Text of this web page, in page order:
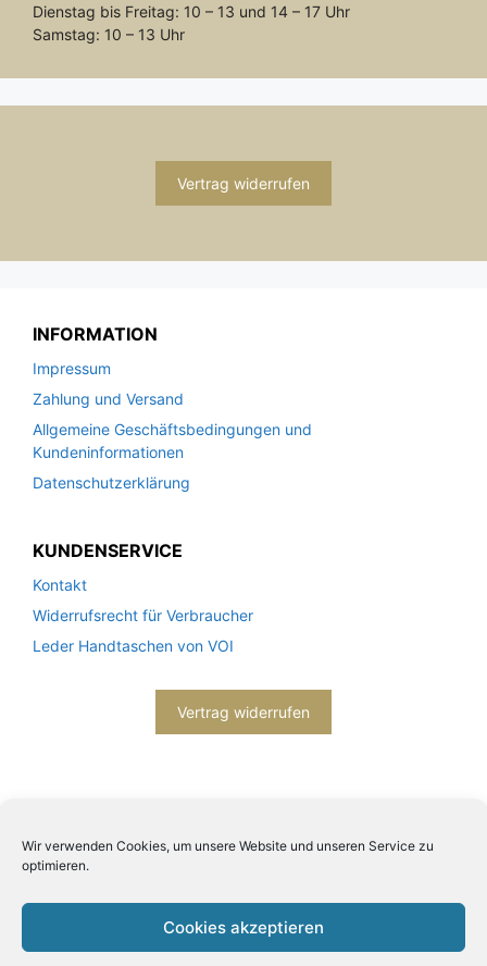
Wir verwenden Cookies, um unsere Website und unseren Service zu
optimieren.
Cookies akzeptieren
Dienstag bis Freitag: 10 – 13 und 14 – 17 Uhr
Samstag: 10 – 13 Uhr
Vertrag widerrufen
INFORMATION
Impressum
Zahlung und Versand
Allgemeine Geschäftsbedingungen und
Kundeninformationen
Datenschutzerklärung
KUNDENSERVICE
Kontakt
Widerrufsrecht für Verbraucher
Leder Handtaschen von VOI
Vertrag widerrufen
2026© Engels mode schmuck -Datenschutzerklärung
Impressum- Bitte beachten Sie unsere